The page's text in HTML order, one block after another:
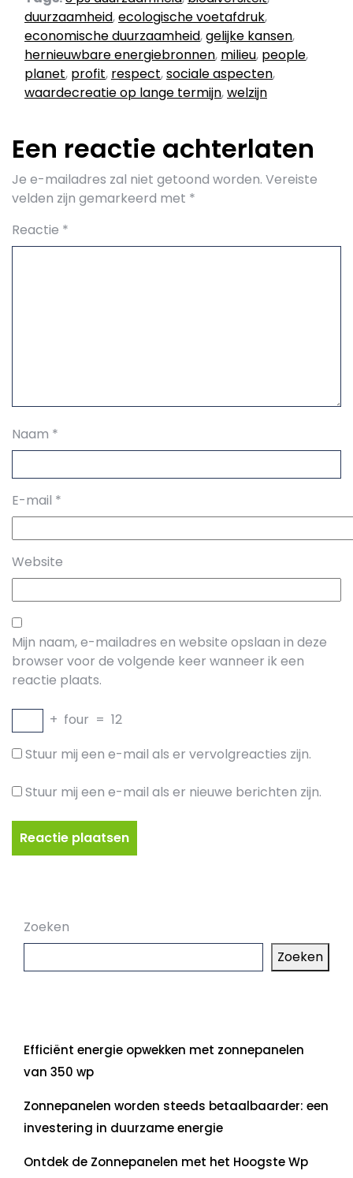
duurzaamheid,ecologische voetafdruk,
economische duurzaamheid,gelijke kansen,
hernieuwbare energiebronnen, milieu, people,
planet, profit, respect,sociale aspecten,
waardecreatie op lange termijn,welzijn
Een reactie achterlaten
Je e-mailadres zal niet getoond worden. Vereiste
velden zijn gemarkeerd met *
Reactie *
Naam *
E-mail *
Website
Mijn naam, e-mailadres en website opslaan in deze
browser voor de volgende keer wanneer ik een
reactie plaats.
+ four = 12
Stuur mij een e-mail als er vervolgreacties zijn.
Stuur mij een e-mail als er nieuwe berichten zijn.
Zoeken
Zoeken
Efficiënt energie opwekken met zonnepanelen
van 350 wp
Zonnepanelen worden steeds betaalbaarder: een
investering in duurzame energie
Ontdek de Zonnepanelen met het Hoogste Wp